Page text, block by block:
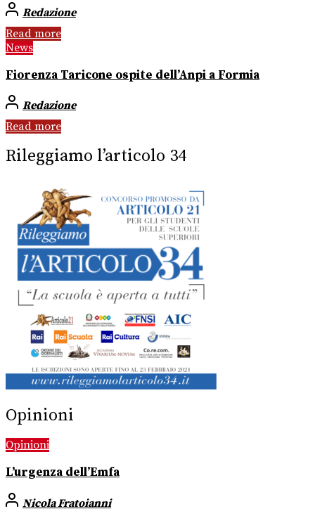
Redazione
Read more
News
Fiorenza Taricone ospite dell’Anpi a Formia
Redazione
Read more
Rileggiamo l’articolo 34
Opinioni
Opinioni
L’urgenza dell’Emfa
Nicola Fratoianni